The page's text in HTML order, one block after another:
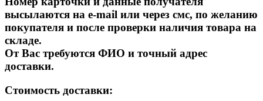
высылаются на e-mail или через смс, по желанию
покупателя и после проверки наличия товара на
складе.
От Вас требуются ФИО и точный адрес
доставки.
Стоимость доставки: